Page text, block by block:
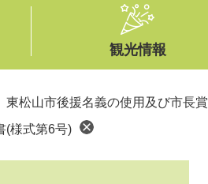
観光情報
東松山市後援名義の使用及び市長
(様式第6号)